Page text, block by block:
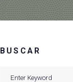
BUSCAR